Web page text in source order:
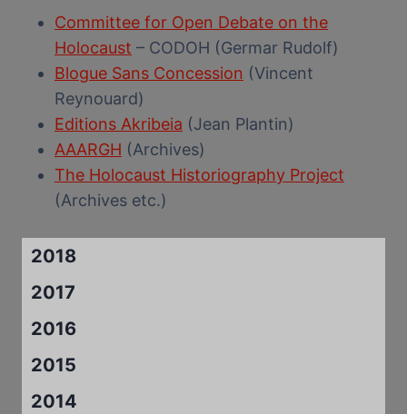
Committee for Open Debate on the
Holocaust – CODOH (Germar Rudolf)
Blogue Sans Concession (Vincent
Reynouard)
Editions Akribeia (Jean Plantin)
AAARGH (Archives)
The Holocaust Historiography Project
(Archives etc.)
2018
2017
2016
2015
2014